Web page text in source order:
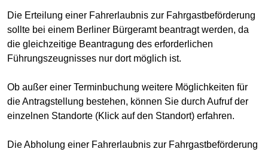
Die Erteilung einer Fahrerlaubnis zur Fahrgastbeförderung
sollte bei einem Berliner Bürgeramt beantragt werden, da
die gleichzeitige Beantragung des erforderlichen
Führungszeugnisses nur dort möglich ist.
Ob außer einer Terminbuchung weitere Möglichkeiten für
die Antragstellung bestehen, können Sie durch Aufruf der
einzelnen Standorte (Klick auf den Standort) erfahren.
Die Abholung einer Fahrerlaubnis zur Fahrgastbeförderung